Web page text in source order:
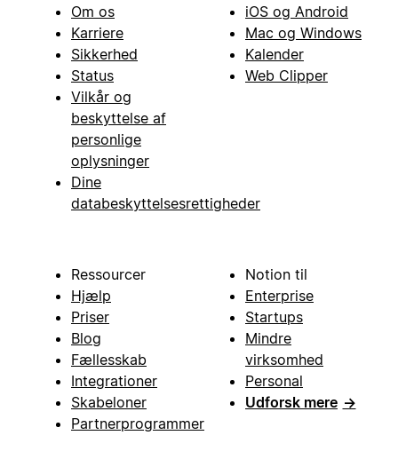
Om os
Karriere
Sikkerhed
Status
Vilkår og
beskyttelse af
personlige
oplysninger
Dine
databeskyttelsesrettigheder
iOS og Android
Mac og Windows
Kalender
Web Clipper
Ressourcer
Hjælp
Priser
Blog
Fællesskab
Integrationer
Skabeloner
Partnerprogrammer
Notion til
Enterprise
Startups
Mindre
virksomhed
Personal
Udforsk mere →